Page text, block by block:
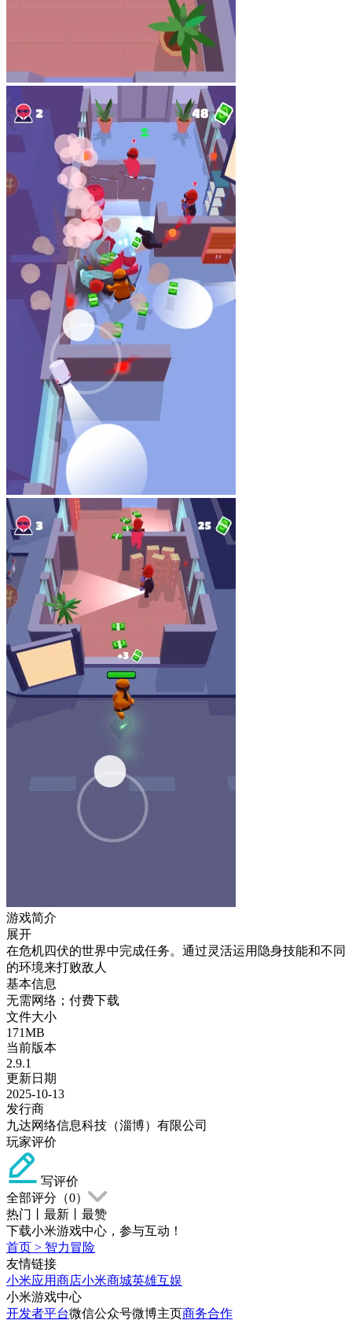
游戏简介
展开
在危机四伏的世界中完成任务。通过灵活运用隐身技能和不同
的环境来打败敌人
基本信息
无需网络；付费下载
文件大小
171MB
当前版本
2.9.1
更新日期
2025-10-13
发行商
九达网络信息科技（淄博）有限公司
玩家评价
写评价
全部评分（0）
热门
最新
最赞
下载小米游戏中心，参与互动！
首页 > 智力冒险
友情链接
小米应用商店小米商城英雄互娱
小米游戏中心
开发者平台微信公众号微博主页商务合作